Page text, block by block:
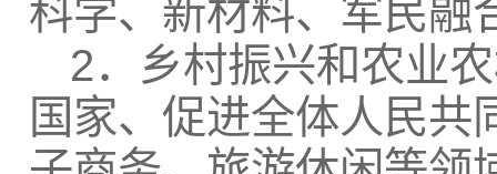
科学、新材料、军民融
2．乡村振兴和农业
国家、促进全体人民